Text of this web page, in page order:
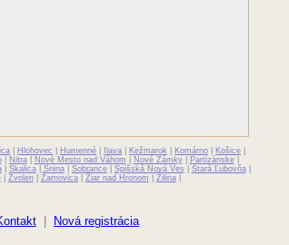
Hlohovec Humenné Ilava Kežmarok Komárno Košice
| Nitra| Nové Mesto nad Váhom Nové Zámky| Partizánske|
| Skalica| Snina| Sobrance| Spišská Nová Ves Stará Ľubovňa|
| Zvolen| Žarnovica| Žiar nad Hronom Žilina|
Nová registrácia